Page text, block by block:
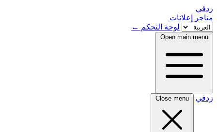
زدفي
متاجر
إعلانات
لوحة التحكم ←
Open main menu
زدفي Close menu